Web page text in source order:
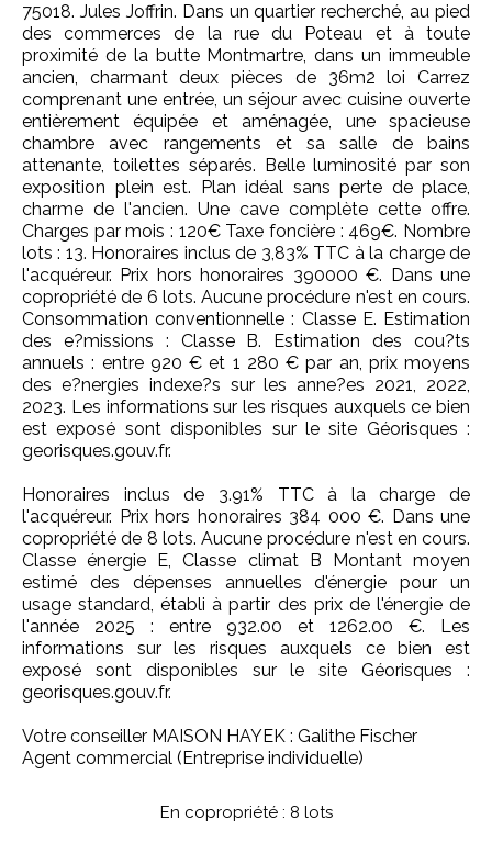
75018. Jules Joffrin. Dans un quartier recherché, au pied
des commerces de la rue du Poteau et à toute
proximité de la butte Montmartre, dans un immeuble
ancien, charmant deux pièces de 36m2 loi Carrez
comprenant une entrée, un séjour avec cuisine ouverte
entièrement équipée et aménagée, une spacieuse
chambre avec rangements et sa salle de bains
attenante, toilettes séparés. Belle luminosité par son
exposition plein est. Plan idéal sans perte de place,
charme de l'ancien. Une cave complète cette offre.
Charges par mois : 120€ Taxe foncière : 469€. Nombre
lots : 13. Honoraires inclus de 3,83% TTC à la charge de
l'acquéreur. Prix hors honoraires 390000 €. Dans une
copropriété de 6 lots. Aucune procédure n'est en cours.
Consommation conventionnelle : Classe E. Estimation
des e?missions : Classe B. Estimation des cou?ts
annuels : entre 920 € et 1 280 € par an, prix moyens
des e?nergies indexe?s sur les anne?es 2021, 2022,
2023. Les informations sur les risques auxquels ce bien
est exposé sont disponibles sur le site Géorisques :
georisques.gouv.fr.
Honoraires inclus de 3.91% TTC à la charge de
l'acquéreur. Prix hors honoraires 384 000 €. Dans une
copropriété de 8 lots. Aucune procédure n'est en cours.
Classe énergie E, Classe climat B Montant moyen
estimé des dépenses annuelles d'énergie pour un
usage standard, établi à partir des prix de l'énergie de
l'année 2025 : entre 932.00 et 1262.00 €. Les
informations sur les risques auxquels ce bien est
exposé sont disponibles sur le site Géorisques :
georisques.gouv.fr.
Votre conseiller MAISON HAYEK : Galithe Fischer
Agent commercial (Entreprise individuelle)
En copropriété : 8 lots